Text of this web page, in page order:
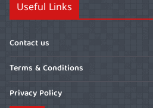
Useful Links
Contact us
Terms & Conditions
Privacy Policy